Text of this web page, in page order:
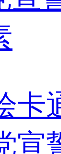
卡
宣